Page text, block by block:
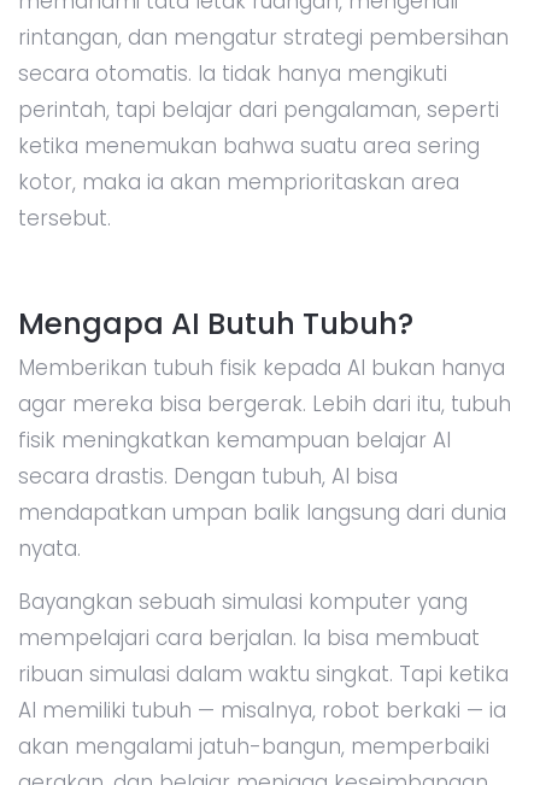
rintangan, dan mengatur strategi pembersihan
secara otomatis. Ia tidak hanya mengikuti
perintah, tapi belajar dari pengalaman, seperti
ketika menemukan bahwa suatu area sering
kotor, maka ia akan memprioritaskan area
tersebut.
Mengapa AI Butuh Tubuh?
Memberikan tubuh fisik kepada AI bukan hanya
agar mereka bisa bergerak. Lebih dari itu, tubuh
fisik meningkatkan kemampuan belajar AI
secara drastis. Dengan tubuh, AI bisa
mendapatkan umpan balik langsung dari dunia
nyata.
Bayangkan sebuah simulasi komputer yang
mempelajari cara berjalan. Ia bisa membuat
ribuan simulasi dalam waktu singkat. Tapi ketika
AI memiliki tubuh — misalnya, robot berkaki — ia
akan mengalami jatuh-bangun, memperbaiki